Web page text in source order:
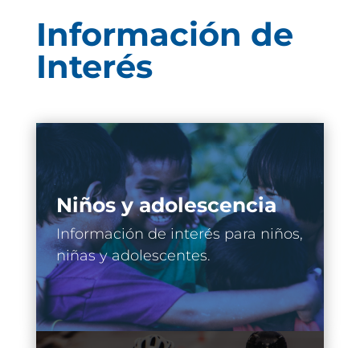
Información de
Interés
Niños y adolescencia
Información de interés para niños,
niñas y adolescentes.